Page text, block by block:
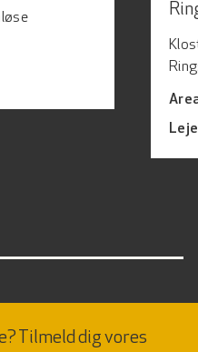
Leje
Tilmeld dig vores